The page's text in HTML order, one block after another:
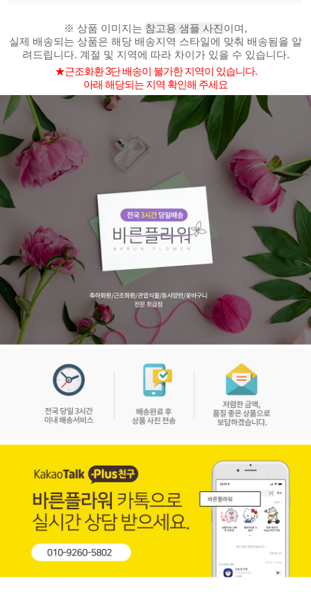
※ 상품 이미지는 참고용 샘플 사진이며,
실제 배송되는 상품은 해당 배송지역 스타일에 맞춰 배송됨을 알
려드립니다. 계절 및 지역에 따라 차이가 있을 수 있습니다.
★근조화환 3단 배송이 불가한 지역이 있습니다.
아래 해당되는 지역 확인해 주세요